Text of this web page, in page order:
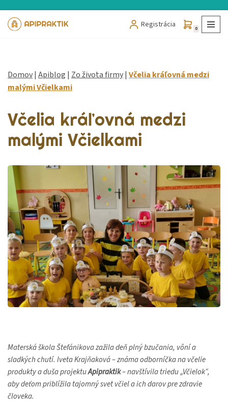
Preskočiť
Registrácia 0
Domov| Apiblog | Zo života firmy| Včelia kráľovná medzi
malými Včielkami
Včelia kráľovná medzi
malými Včielkami
Materská škola Štefánikova zažila deň plný bzučania, vôní a
sladkých chutí. Iveta Krajňaková – známa odborníčka na včelie
produkty a duša projektuApipraktik– navštívila triedu „Včielok“,
aby deťom priblížila tajomný svet včiel a ich darov pre zdravie
človeka.